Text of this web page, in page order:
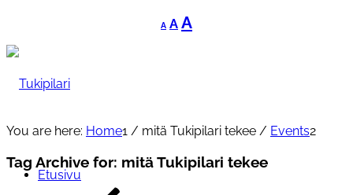
A
Decrease
font
A Reset
font
AIncrease
Etusivu
You are here: Home1 / mitä Tukipilari tekee / Events2
Tag Archive for: mitä Tukipilari tekee